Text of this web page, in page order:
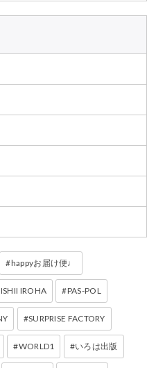
happyお届け便♩
IROHA PAS-POL
SURPRISE FACTORY
WORLD1 いろは出版